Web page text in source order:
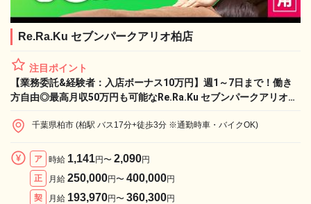
Re.Ra.Ku セブンパークアリオ柏店
注目ポイント
【業務委託&経験者：入店ボーナス10万円】週1～7日まで！働き
方自由◎最高月収50万円も可能なRe.Ra.Ku セブンパークアリオ柏
千葉県柏市 (柏駅 バス17分+徒歩3分 ※通勤時車・バイクOK)
ア 時給 1,141円〜 2,090円
正
月給 250,000円〜 400,000円
契
月給 193,970円〜 360,300円